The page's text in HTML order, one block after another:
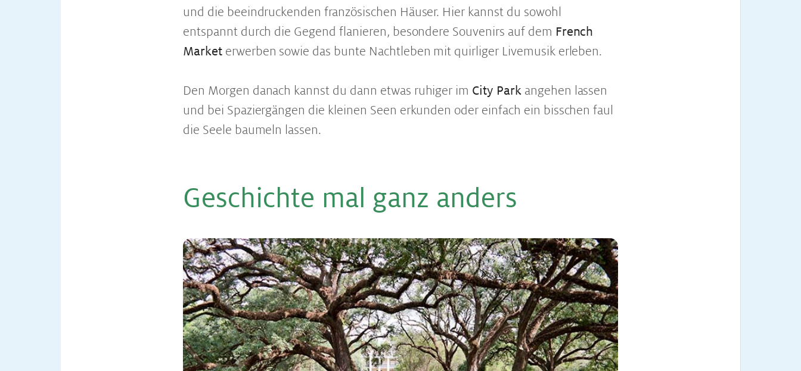
und die beeindruckenden französischen Häuser. Hier kannst du sowohl
entspannt durch die Gegend flanieren, besondere Souvenirs auf dem French
Marketerwerben sowie das bunte Nachtleben mit quirliger Livemusik erleben.
Den Morgen danach kannst du dann etwas ruhiger im City Parkangehen lassen
und bei Spaziergängen die kleinen Seen erkunden oder einfach ein bisschen faul
die Seele baumeln lassen.
Ge­schich­te mal ganz an­ders